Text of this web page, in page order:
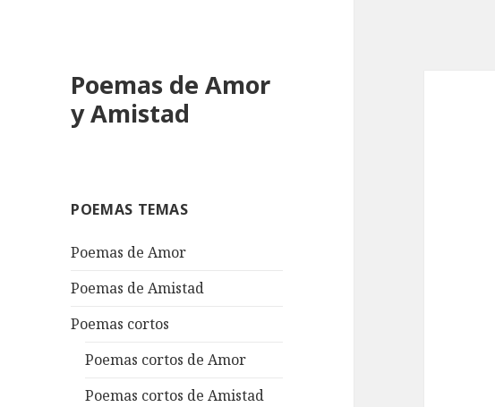
Poemas de Amor
y Amistad
POEMAS TEMAS
Poemas de Amor
Poemas de Amistad
Poemas cortos
Poemas cortos de Amor
Poemas cortos de Amistad